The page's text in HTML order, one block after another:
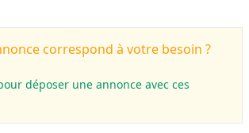
correspond à votre besoin ?
déposer une annonce avec ces